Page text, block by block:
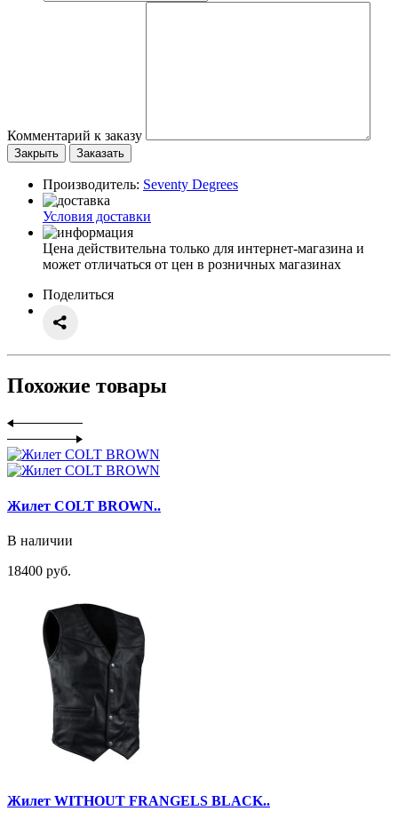
Комментарий к заказу
Закрыть Заказать
Производитель: Seventy Degrees
Условия доставки
Цена действительна только для интернет-магазина и
может отличаться от цен в розничных магазинах
Поделиться
Похожие товары
Жилет COLT BROWN..
В наличии
18400 руб.
Жилет WITHOUT FRANGELS BLACK..